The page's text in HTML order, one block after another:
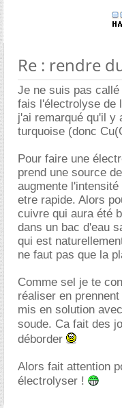
Re : rendre
Je ne suis pas
fais l'électrolyse de
j'ai remarqué qu'il y
turquoise (donc
Pour faire une
prend une source
augmente
etre rapide. Alors
cuivre qui aura été
dans un bac d'eau
qui est
ne faut pas que la
Comme sel je te
réaliser en
mis en solution
soude. Ca fait des
déborder
Alors fait attention
électrolyser !